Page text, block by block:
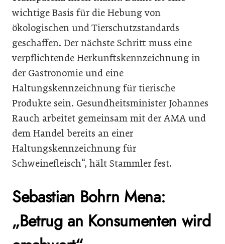
wichtige Basis für die Hebung von
ökologischen und Tierschutzstandards
geschaffen. Der nächste Schritt muss eine
verpflichtende Herkunftskennzeichnung in
der Gastronomie und eine
Haltungskennzeichnung für tierische
Produkte sein. Gesundheitsminister Johannes
Rauch arbeitet gemeinsam mit der AMA und
dem Handel bereits an einer
Haltungskennzeichnung für
Schweinefleisch“, hält Stammler fest.
Sebastian Bohrn Mena:
„Betrug an Konsumenten wird